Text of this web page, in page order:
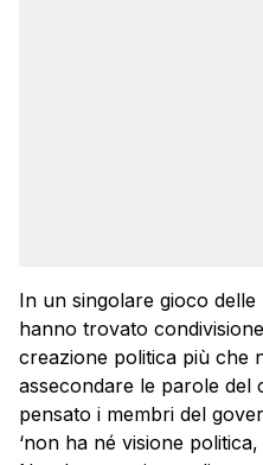
In un singolare gioco
hanno trovato
creazione politica più che
assecondare le parole del
pensato i membri del
‘non ha né visione